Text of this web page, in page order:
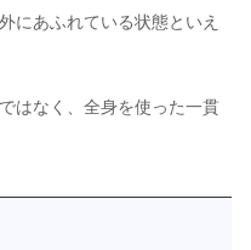
にあふれている状態といえ
はなく、全身を使った一貫